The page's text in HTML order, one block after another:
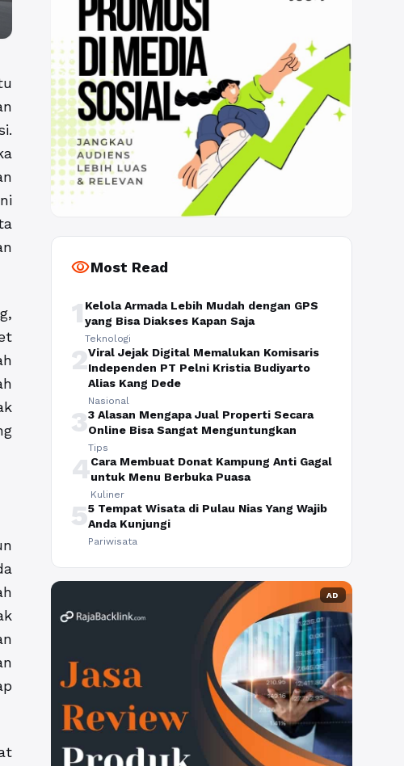
visibilityMost Read
1 Kelola Armada Lebih Mudah dengan GPS
yang Bisa Diakses Kapan Saja
Teknologi
2Viral Jejak Digital Memalukan Komisaris
Independen PT Pelni Kristia Budiyarto
Alias Kang Dede
Nasional
33 Alasan Mengapa Jual Properti Secara
Online Bisa Sangat Menguntungkan
Tips
4Cara Membuat Donat Kampung Anti Gagal
untuk Menu Berbuka Puasa
Kuliner
55 Tempat Wisata di Pulau Nias Yang Wajib
Anda Kunjungi
Pariwisata
AD